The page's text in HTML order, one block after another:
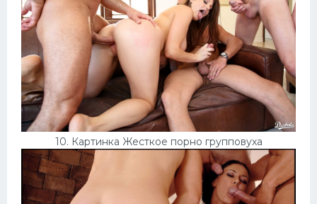
10. Картинка Жесткое порно групповуха